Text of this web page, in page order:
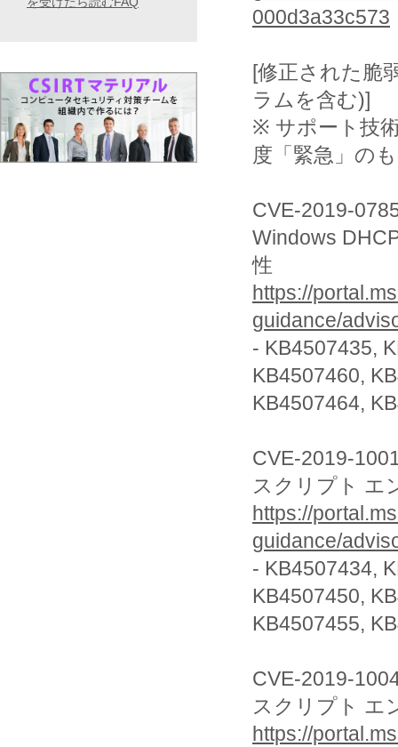
000d3a33c573
[修正された脆
ラムを含む)]
※ サポート技
度「緊急」の
CVE-2019-
Windows
性
https://
guidance/
- KB4507435,
KB4507460,
KB4507464,
CVE-2019-
スクリプト エ
https://
guidance/
- KB4507434,
KB4507450,
KB4507455,
CVE-2019-
スクリプト エ
https://